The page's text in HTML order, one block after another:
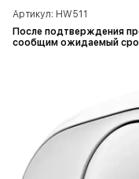
Артикул: HW511
После подтверждения
сообщим ожидаемый